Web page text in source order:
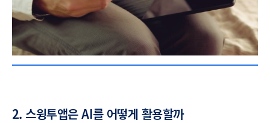
2. 스윙투앱은 AI를 어떻게 활용할까